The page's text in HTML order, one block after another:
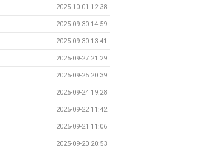
2025-10-01 12:38
2025-09-30 14:59
2025-09-30 13:41
2025-09-27 21:29
2025-09-25 20:39
2025-09-24 19:28
2025-09-22 11:42
2025-09-21 11:06
2025-09-20 20:53